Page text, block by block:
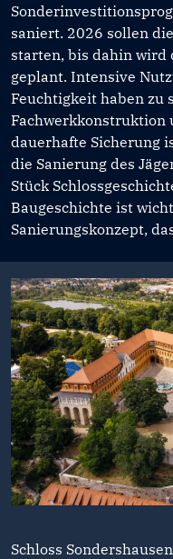
saniert. 2026 sollen
starten, bis dahin wird
geplant. Intensive
Feuchtigkeit haben zu
Fachwerkkonstruktion
dauerhafte Sicherung
die Sanierung des
Stück
Baugeschichte ist
Sanierungskonzept,
Schloss